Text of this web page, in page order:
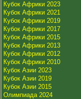
Кубок Африки 2023
Кубок Африки 2021
Кубок Африки 2019
Кубок Африки 2017
Кубок Африки 2015
Кубок Африки 2013
Кубок Африки 2012
Кубок Африки 2010
Кубок Азии 2023
Кубок Азии 2019
Кубок Азии 2015
Олимпиада 2024